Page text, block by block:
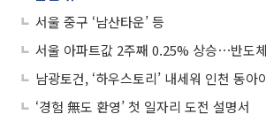
서울 중구 ‘남산타운’ 등
서울 아파트값 2주째 0.25% 상승⋯반도체
‘경험 無도 환영’ 첫 일자리 도전 설명서